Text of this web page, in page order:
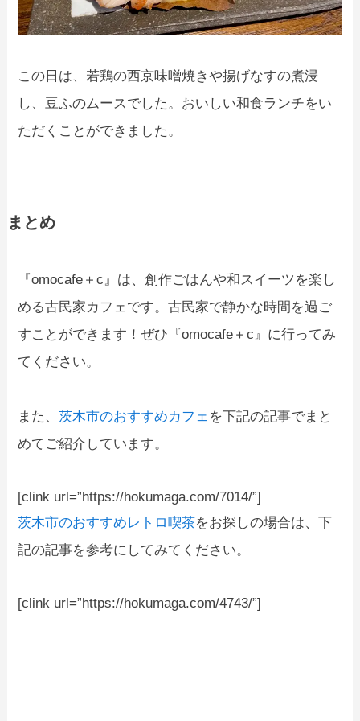
この日は、若鶏の西京味噌焼きや揚げなすの煮浸
し、豆ふのムースでした。おいしい和食ランチをい
ただくことができました。
まとめ
『omocafe＋c』は、創作ごはんや和スイーツを楽し
める古民家カフェです。古民家で静かな時間を過ご
すことができます！ぜひ『omocafe＋c』に行ってみ
てください。
また、茨木市のおすすめカフェ を下記の記事でまと
めてご紹介しています。
[clink url=”https://hokumaga.com/7014/”]
茨木市のおすすめレトロ喫茶をお探しの場合は、下
記の記事を参考にしてみてください。
[clink url=”https://hokumaga.com/4743/”]